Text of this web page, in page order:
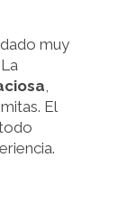
muy
,
El